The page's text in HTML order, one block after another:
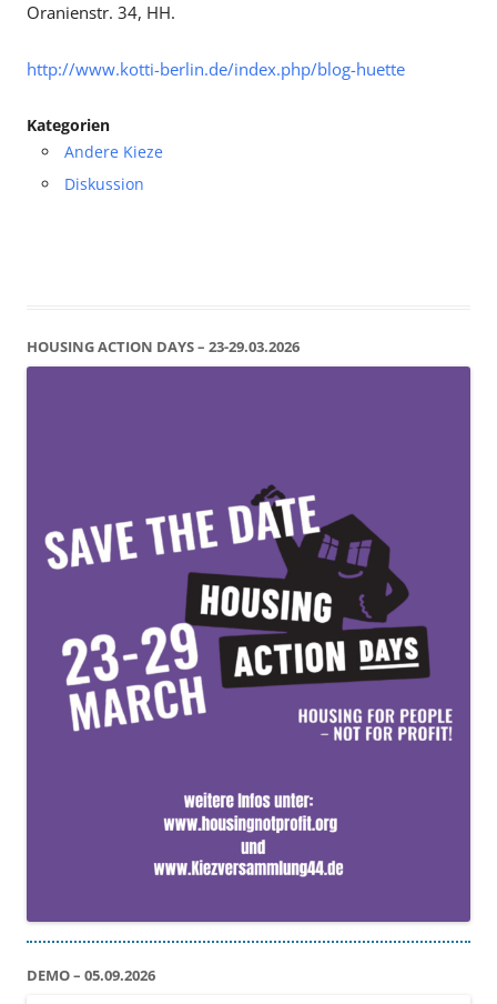
Oranienstr. 34, HH.
http://www.kotti-berlin.de/index.php/blog-huette
Kategorien
Andere Kieze
Diskussion
HOUSING ACTION DAYS – 23-29.03.2026
DEMO – 05.09.2026